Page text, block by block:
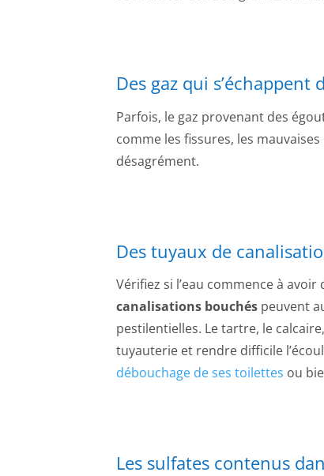
Des gaz qui
Parfois, le gaz provenant des
comme les fissures, les
désagrément.
Des tuyaux de
Vérifiez si l’eau commence à
canalisations bouchés peuvent
pestilentielles. Le tartre, le
tuyauterie et rendre difficile
débouchage de ses toilettes ou
Les sulfates contenus